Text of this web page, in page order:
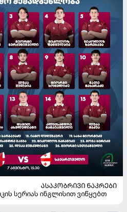
ᲐᲡᲐᲙᲝᲑᲠᲘᲕᲘ ᲜᲐᲙᲠᲔᲑᲘ
სერიას ინგლისით ვიწყებთ